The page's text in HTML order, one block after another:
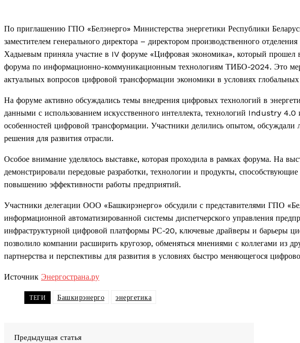
По приглашению ГПО «Белэнерго» Министерства энергетики Республики
заместителем генерального директора – директором производственного
Хадыевым приняла участие в IV форуме «Цифровая экономика», который прошел
форума по информационно-коммуникационным технологиям ТИБО-2024. Это
актуальных вопросов цифровой трансформации экономики в условиях
На форуме активно обсуждались темы внедрения цифровых технологий в
данными с использованием искусственного интеллекта, технологий Industry 4.0
особенностей цифровой трансформации. Участники делились опытом,
решения для развития отрасли.
Особое внимание уделялось выставке, которая проходила в рамках форума. На
демонстрировали передовые разработки, технологии и продукты,
повышению эффективности работы предприятий.
Участники делегации ООО «Башкирэнерго» обсудили с представителями ГПО
информационной автоматизированной системы диспетчерского управления
инфраструктурной цифровой платформы РС-20, ключевые драйверы и барьеры
позволило компании расширить кругозор, обменяться мнениями с коллегами из
партнерства и перспективы для развития в условиях быстро меняющегося
Источник Энергострана.ру
ТЕГИ Башкирэнерго энергетика
Предыдущая статья